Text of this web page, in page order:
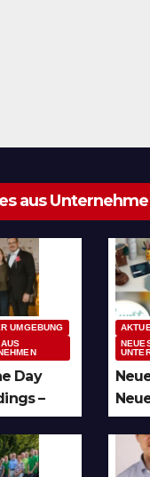
aus
UMGEBUNG
Day
–
&
und
für